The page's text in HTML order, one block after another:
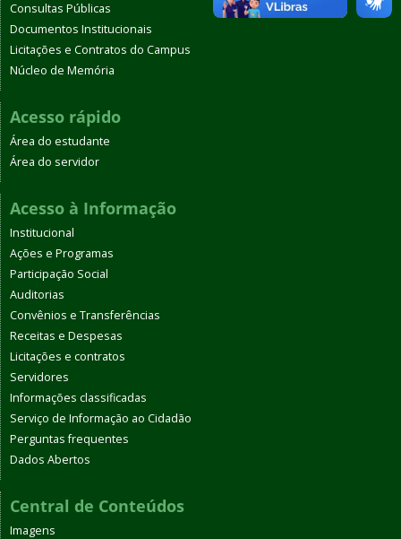
Consultas Públicas
Documentos Institucionais
Licitações e Contratos do Campus
Núcleo de Memória
Acesso rápido
Área do estudante
Área do servidor
Acesso à Informação
Institucional
Ações e Programas
Participação Social
Auditorias
Convênios e Transferências
Receitas e Despesas
Licitações e contratos
Servidores
Informações classificadas
Serviço de Informação ao Cidadão
Perguntas frequentes
Dados Abertos
Central de Conteúdos
Imagens